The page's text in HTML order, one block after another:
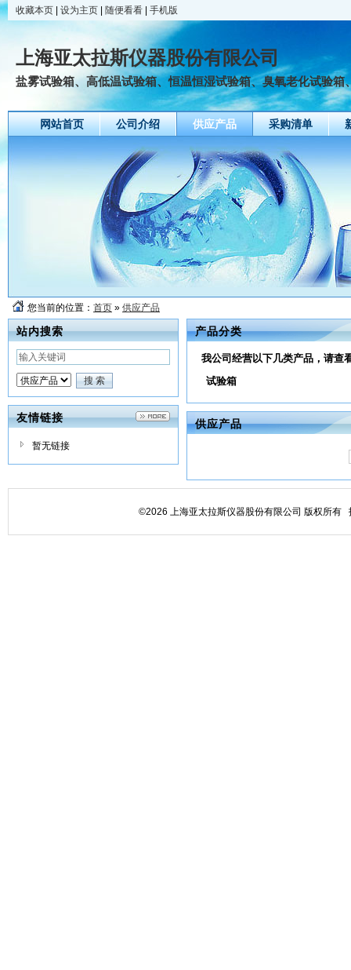
收藏本页 设为主页 随便看看 手机版
上海亚太拉斯仪器股份有限公司
盐雾试验箱、高低温试验箱、恒温恒湿试验箱、臭氧老化试验箱
网站首页 公司介绍 供应产品 采购清单
您当前的位置： 首页 » 供应产品
站内搜索
友情链接
暂无链接
产品分类
我公司经营以下几类产品，请查
试验箱
供应产品
©2026 上海亚太拉斯仪器股份有限公司 版权所有